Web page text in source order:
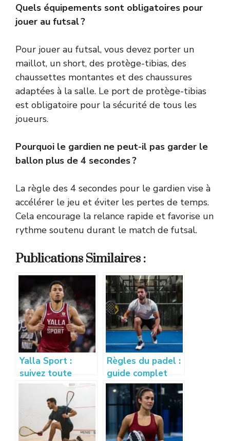
Quels équipements sont obligatoires pour
jouer au futsal ?
Pour jouer au futsal, vous devez porter un
maillot, un short, des protège-tibias, des
chaussettes montantes et des chaussures
adaptées à la salle. Le port de protège-tibias
est obligatoire pour la sécurité de tous les
joueurs.
Pourquoi le gardien ne peut-il pas garder le
ballon plus de 4 secondes ?
La règle des 4 secondes pour le gardien vise à
accélérer le jeu et éviter les pertes de temps.
Cela encourage la relance rapide et favorise un
rythme soutenu durant le match de futsal.
Publications Similaires :
Yalla Sport :
suivez toute
l’actualité et les
résultats sportifs
en direct
Règles du padel :
guide complet
pour bien
comprendre ce